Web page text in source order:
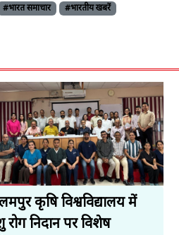
#भारत समाचार #भारतीय खबरें
कृषि विश्वविद्यालय में
रोग निदान पर विशेष